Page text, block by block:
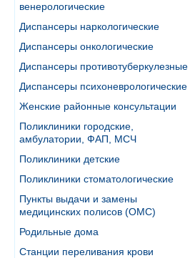
венерологические
Диспансеры наркологические
Диспансеры онкологические
Диспансеры противотуберкулезные
Диспансеры психоневрологические
Женские районные консультации
Поликлиники городские,
амбулатории, ФАП, МСЧ
Поликлиники детские
Поликлиники стоматологические
Пункты выдачи и замены
медицинских полисов (ОМС)
Родильные дома
Станции переливания крови